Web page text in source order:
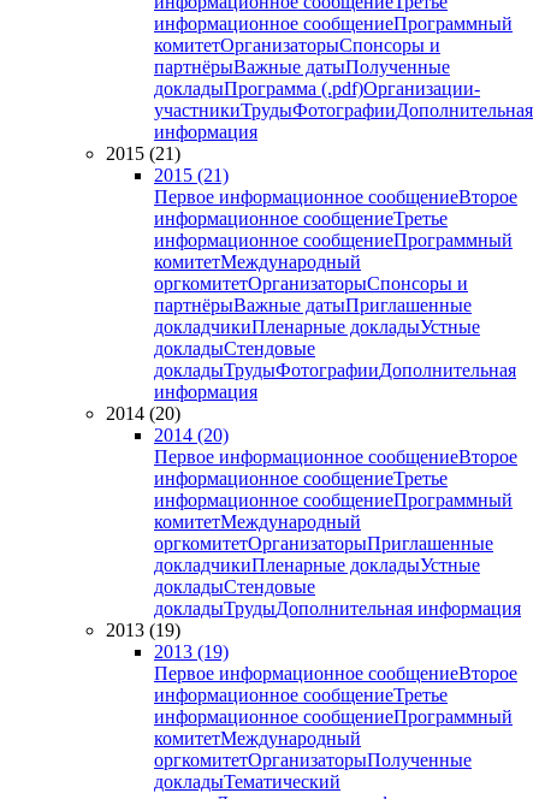
информационное сообщениеПрограммный
комитетОрганизаторыСпонсоры и
партнёрыВажные датыПолученные
докладыПрограмма (.pdf)Организации-
участникиТрудыФотографииДополнительная
информация
2015 (21)
2015 (21)
Первое информационное сообщениеВторое
информационное сообщениеТретье
информационное сообщениеПрограммный
комитетМеждународный
оргкомитетОрганизаторыСпонсоры и
партнёрыВажные датыПриглашенные
докладчикиПленарные докладыУстные
докладыСтендовые
докладыТрудыФотографииДополнительная
информация
2014 (20)
2014 (20)
Первое информационное сообщениеВторое
информационное сообщениеТретье
информационное сообщениеПрограммный
комитетМеждународный
оргкомитетОрганизаторыПриглашенные
докладчикиПленарные докладыУстные
докладыСтендовые
докладыТрудыДополнительная информация
2013 (19)
2013 (19)
Первое информационное сообщениеВторое
информационное сообщениеТретье
информационное сообщениеПрограммный
комитетМеждународный
оргкомитетОрганизаторыПолученные
докладыТематический